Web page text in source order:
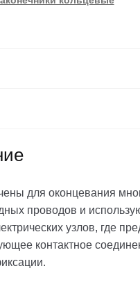
для оконцевания
проводов и
узлов, где
контактное